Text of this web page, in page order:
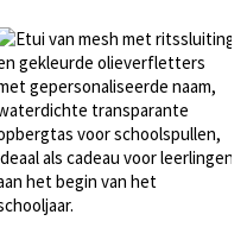
schoolbenodigdheden, cadeau
voor leerkrachten/onderwijzers
voor de start van het schooljaar